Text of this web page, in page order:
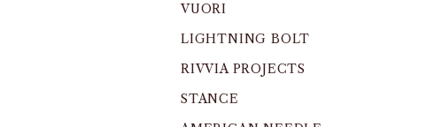
VUORI
LIGHTNING BOLT
RIVVIA PROJECTS
STANCE